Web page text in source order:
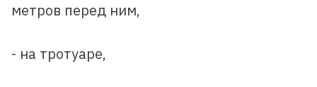
метров перед ним,
- на тротуаре,